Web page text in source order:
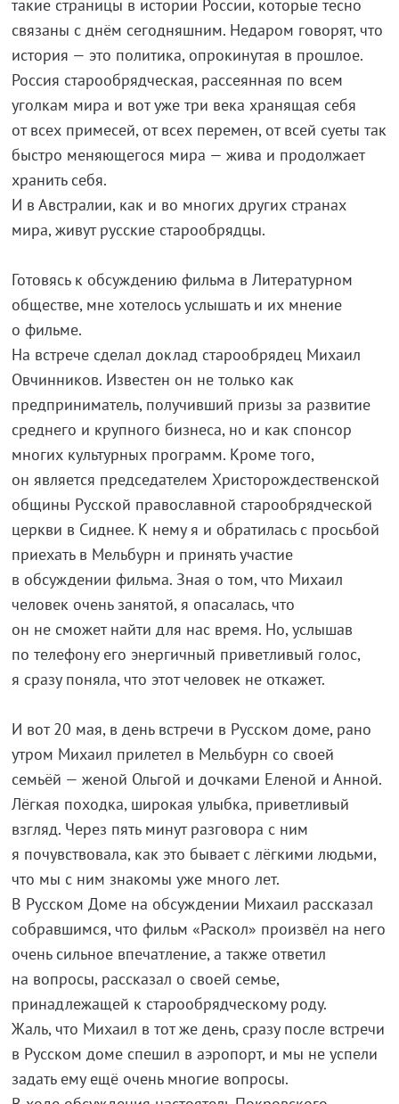
такие страницы в истории России, которые тесно
связаны с днём сегодняшним. Недаром говорят, что
история — это политика, опрокинутая в прошлое.
Россия старообрядческая, рассеянная по всем
уголкам мира и вот уже три века хранящая себя
от всех примесей, от всех перемен, от всей суеты так
быстро меняющегося мира — жива и продолжает
хранить себя.
И в Австралии, как и во многих других странах
мира, живут русские старообрядцы.
Готовясь к обсуждению фильма в Литературном
обществе, мне хотелось услышать и их мнение
о фильме.
На встрече сделал доклад старообрядец Михаил
Овчинников. Известен он не только как
предприниматель, получивший призы за развитие
среднего и крупного бизнеса, но и как спонсор
многих культурных программ. Кроме того,
он является председателем Христорождественской
общины Русской православной старообрядческой
церкви в Сиднее. К нему я и обратилась с просьбой
приехать в Мельбурн и принять участие
в обсуждении фильма. Зная о том, что Михаил
человек очень занятой, я опасалась, что
он не сможет найти для нас время. Но, услышав
по телефону его энергичный приветливый голос,
я сразу поняла, что этот человек не откажет.
И вот 20 мая, в день встречи в Русском доме, рано
утром Михаил прилетел в Мельбурн со своей
семьёй — женой Ольгой и дочками Еленой и Анной.
Лёгкая походка, широкая улыбка, приветливый
взгляд. Через пять минут разговора с ним
я почувствовала, как это бывает с лёгкими людьми,
что мы с ним знакомы уже много лет.
В Русском Доме на обсуждении Михаил рассказал
собравшимся, что фильм «Раскол» произвёл на него
очень сильное впечатление, а также ответил
на вопросы, рассказал о своей семье,
принадлежащей к старообрядческому роду.
Жаль, что Михаил в тот же день, сразу после встречи
в Русском доме спешил в аэропорт, и мы не успели
задать ему ещё очень многие вопросы.